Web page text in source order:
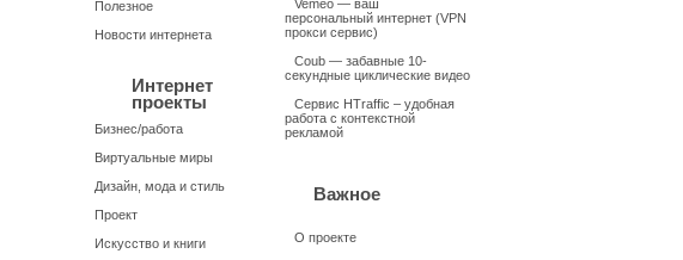
Полезное
Новости интернета
Интернет
проекты
Бизнес/работа
Виртуальные миры
Дизайн, мода и стиль
Проект
Искусство и книги
Vemeo — ваш
персональный интернет (VPN
прокси сервис)
Coub — забавные 10-
секундные циклические видео
Сервис HTraffic – удобная
работа с контекстной
рекламой
Важное
О проекте